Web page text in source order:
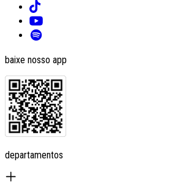
baixe nosso app
departamentos